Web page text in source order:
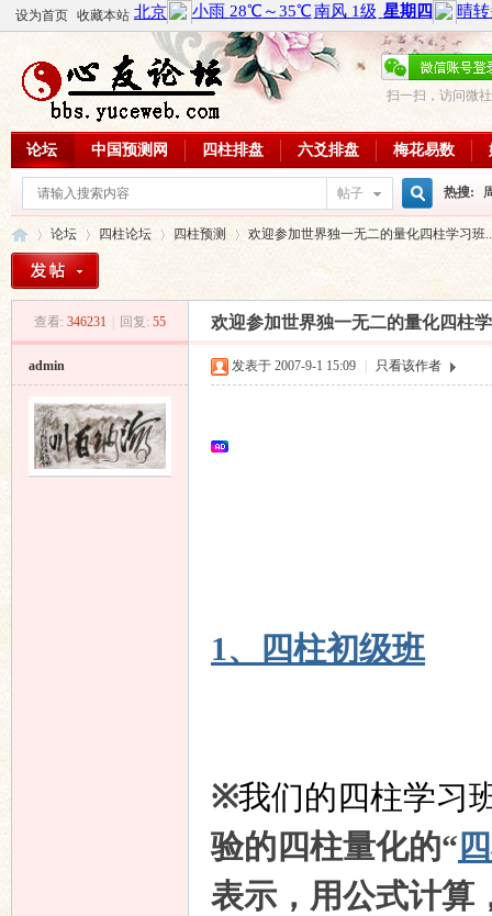
设为首页 收藏本站
扫一扫，访问微
论坛 中国预测网 四柱排盘 六爻排盘 梅花易数
帖子
搜
索
热搜:
周易教
每日一
»
论坛
›
四柱论坛
›
四柱预测
›
欢迎参加世界独一无二的量化四柱学习班
查看: 346231 回复: 55 欢迎参加世界独一无二的量化四柱
admin 发表于 2007-9-1 15:09 只看该作者
1、四柱初级班
※我们的四柱学习
验的四柱量化的“
表示，用公式计算